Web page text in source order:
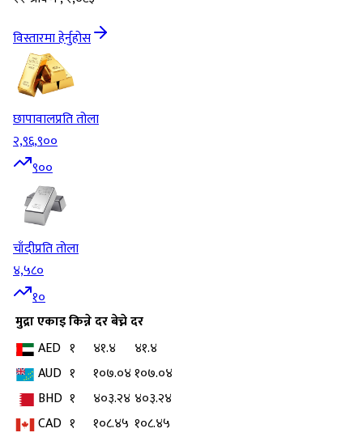
विस्तारमा हेर्नुहोस
छापावालप्रति तोला
२,९६,९००
९००
चाँदीप्रति तोला
४,५८०
१०
मुद्राएकाइकिन्ने दरबेच्ने दर
AED १ ४१.४
४१.४
AUD १ १०७.०४१०७.०४
BHD १ ४०३.२४ ४०३.२४
CAD १ १०८.४५ १०८.४५